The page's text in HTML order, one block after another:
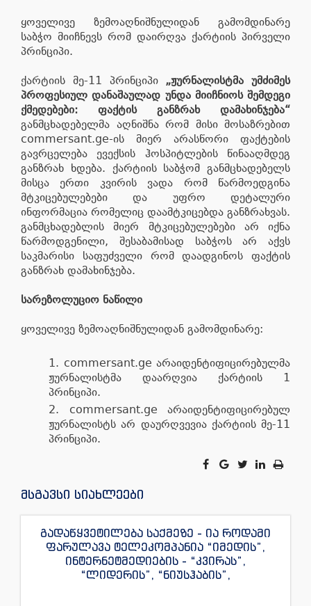
ყოველივე ზემოაღნიშნულიდან გამომდინარე
საბჭო მიიჩნევს რომ დაირღვა ქარტიის პირველი
პრინციპი.
ქარტიის მე-11 პრინციპი „ჟურნალისტმა უმძიმეს
პროფესიულ დანაშაულად უნდა მიიჩნიოს შემდეგი
ქმედებები: ფაქტის განზრახ დამახინჯება“
განმცხადებელმა აღნიშნა რომ მისი მოსაზრებით
commersant.ge-ის მიერ არასწორი ფაქტების
გავრცელება ევექსის ჰოსპიტლების წინააღმდეგ
განზრახ ხდება. ქარტიის საბჭომ განმცხადებელს
მისცა ერთი კვირის ვადა რომ წარმოედგინა
მტკიცებულებები და უფრო დეტალური
ინფორმაცია რომელიც დაამტკიცებდა განზრახვას.
განმცხადებლის მიერ მტკიცებულებები არ იქნა
წარმოდგენილი, შესაბამისად საბჭოს არ აქვს
საკმარისი საფუძველი რომ დაადგინოს ფაქტის
განზრახ დამახინჯება.
სარეზოლუციო ნაწილი
ყოველივე ზემოაღნიშნულიდან გამომდინარე:
commersant.ge არაიდენტიფიცირებულმა
ჟურნალისტმა დაარღვია ქარტიის 1
პრინციპი.
commersant.ge არაიდენტიფიცირებულ
ჟურნალისტს არ დაურღვევია ქარტიის მე-11
პრინციპი.
მსგავსი სიახლეები
გადაწყვეტილება საქმეზე - ია როდამი
ფარულავა ტელეკომპანია “იმედის”,
ინტერნეტმედიების - “კვირას”,
“ლიდერის”, “ნიუსჰაბის”,